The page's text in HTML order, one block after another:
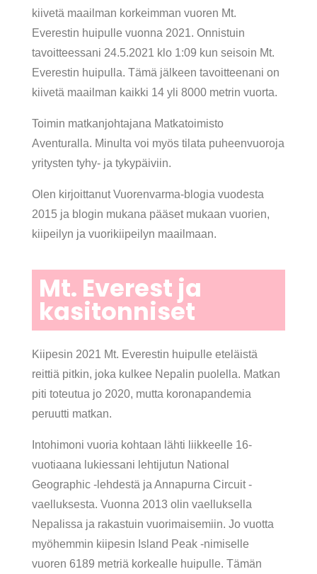
kiivetä maailman korkeimman vuoren Mt.
Everestin huipulle vuonna 2021. Onnistuin
tavoitteessani 24.5.2021 klo 1:09 kun seisoin Mt.
Everestin huipulla. Tämä jälkeen tavoitteenani on
kiivetä maailman kaikki 14 yli 8000 metrin vuorta.
Toimin matkanjohtajana Matkatoimisto
Aventuralla. Minulta voi myös tilata puheenvuoroja
yritysten tyhy- ja tykypäiviin.
Olen kirjoittanut Vuorenvarma-blogia vuodesta
2015 ja blogin mukana pääset mukaan vuorien,
kiipeilyn ja vuorikiipeilyn maailmaan.
Mt. Everest ja
kasitonniset
Kiipesin 2021 Mt. Everestin huipulle eteläistä
reittiä pitkin, joka kulkee Nepalin puolella. Matkan
piti toteutua jo 2020, mutta koronapandemia
peruutti matkan.
Intohimoni vuoria kohtaan lähti liikkeelle 16-
vuotiaana lukiessani lehtijutun National
Geographic -lehdestä ja Annapurna Circuit -
vaelluksesta. Vuonna 2013 olin vaelluksella
Nepalissa ja rakastuin vuorimaisemiin. Jo vuotta
myöhemmin kiipesin Island Peak -nimiselle
vuoren 6189 metriä korkealle huipulle. Tämän